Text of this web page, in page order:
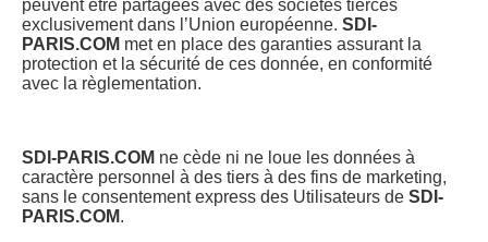
peuvent être partagées avec des sociétés tierces
exclusivement dans l’Union européenne. SDI-
PARIS.COM met en place des garanties assurant la
protection et la sécurité de ces donnée, en conformité
avec la règlementation.
SDI-PARIS.COM ne cède ni ne loue les données à
caractère personnel à des tiers à des fins de marketing,
sans le consentement express des Utilisateurs de SDI-
PARIS.COM.